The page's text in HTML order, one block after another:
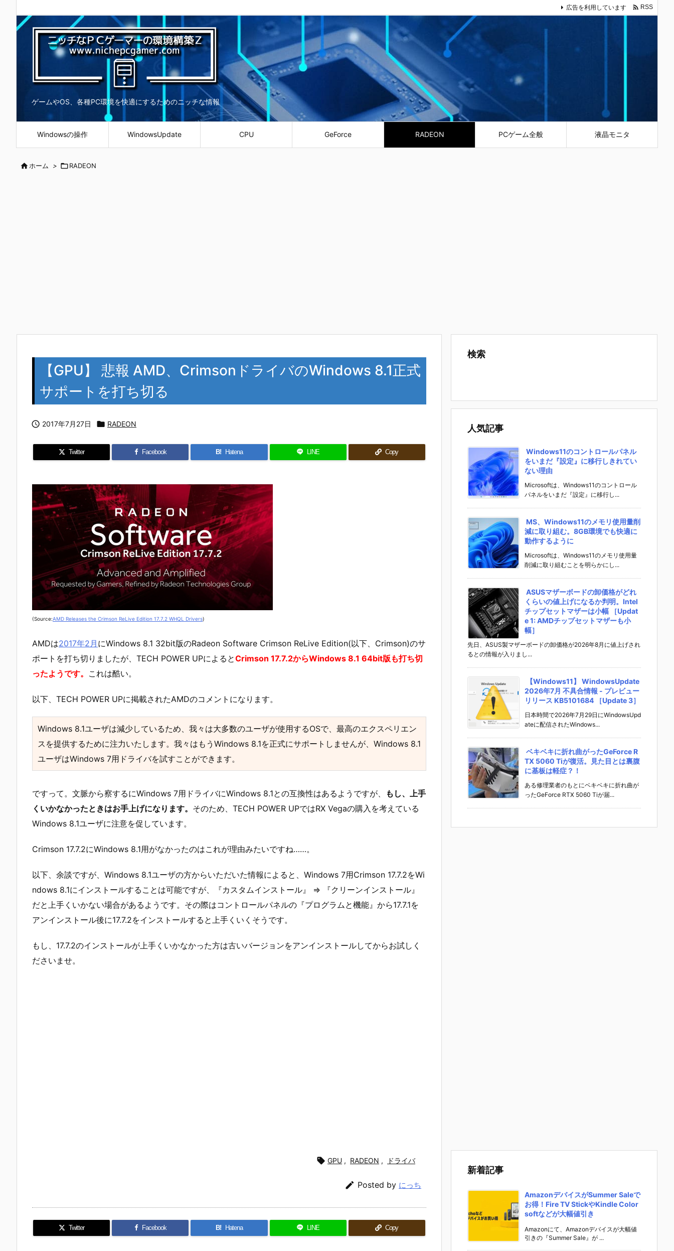
ゲームやOS、各種PC環境を快適にするためのニッチな情報
Windowsの操作 WindowsUpdate CPU GeForce RADEON PCゲーム全般 液晶モニタ
広告を利用しています  RSS
ホーム > RADEON
【GPU】 悲報 AMD、CrimsonドライバのWindows 8.1正式
サポートを打ち切る
 2017年7月27日  RADEON
Twitter Facebook B! Hatena LINE Copy
(Source:AMD Releases the Crimson ReLive Edition 17.7.2 WHQL Drivers)
AMDは2017年2月 にWindows 8.1 32bit版のRadeon Software Crimson ReLive Edition(以下、Crimson)のサ
ポートを打ち切りましたが、TECH POWER UPによるとCrimson 17.7.2からWindows 8.1 64bit版も打ち切
ったようです。 これは酷い。
以下、TECH POWER UPに掲載されたAMDのコメントになります。
Windows 8.1ユーザは減少しているため、我々は大多数のユーザが使用するOSで、最高のエクスペリエン
スを提供するために注力いたします。我々はもうWindows 8.1を正式にサポートしませんが、Windows 8.1
ユーザはWindows 7用ドライバを試すことができます。
ですって。文脈から察するにWindows 7用ドライバにWindows 8.1との互換性はあるようですが、
もし、上手
くいかなかったときはお手上げになります。 そのため、TECH POWER UPではRX Vegaの購入を考えている
Windows 8.1ユーザに注意を促しています。
Crimson 17.7.2にWindows 8.1用がなかったのはこれが理由みたいですね……。
以下、余談ですが、Windows 8.1ユーザの方からいただいた情報によると、Windows 7用Crimson 17.7.2をWi
ndows 8.1にインストールすることは可能ですが、『カスタムインストール』 ⇒ 『クリーンインストール』
だと上手くいかない場合があるようです。その際はコントロールパネルの『プログラムと機能』から17.7.1を
アンインストール後に17.7.2をインストールすると上手くいくそうです。
もし、17.7.2のインストールが上手くいかなかった方は古いバージョンをアンインストールしてからお試しく
ださいませ。
 GPU , RADEON , ドライバ
 Posted by にっち
Twitter Facebook B! Hatena LINE Copy
検索
人気記事
Windows11のコントロールパネル
をいまだ『設定』に移行しきれてい
ない理由
Microsoftは、Windows11のコントロール
パネルをいまだ『設定』に移行し...
MS、Windows11のメモリ使用量削
減に取り組む。8GB環境でも快適に
動作するように
Microsoftは、Windows11のメモリ使用量
削減に取り組むことを明らかにし...
ASUSマザーボードの卸価格がどれ
くらいの値上げになるか判明。Intel
チップセットマザーは小幅 ［Updat
e 1: AMDチップセットマザーも小
幅］
先日、ASUS製マザーボードの卸価格が2026年8月に値上げされ
るとの情報が入りまし...
【Windows11】 WindowsUpdate
2026年7月 不具合情報 - プレビュー
リリース KB5101684 ［Update 3］
日本時間で2026年7月29日にWindowsUpd
ateに配信されたWindows...
ベキベキに折れ曲がったGeForce R
TX 5060 Tiが復活。見た目とは裏腹
に基板は軽症？！
ある修理業者のもとにベキベキに折れ曲が
ったGeForce RTX 5060 Tiが届...
新着記事
AmazonデバイスがSummer Saleで
お得！Fire TV StickやKindle Color
softなどが大幅値引き
Amazonにて、Amazonデバイスが大幅値
引きの『Summer Sale』が ...